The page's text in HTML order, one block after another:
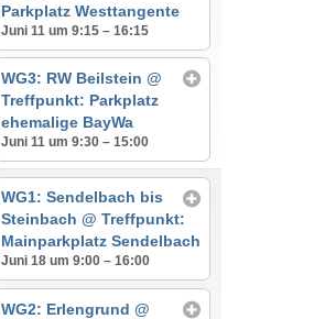
Parkplatz Westtangente
Juni 11 um 9:15 – 16:15
WG3: RW Beilstein@
Treffpunkt: Parkplatz
ehemalige BayWa
Juni 11 um 9:30 – 15:00
WG1: Sendelbach bis
Steinbach@ Treffpunkt:
Mainparkplatz Sendelbach
Juni 18 um 9:00 – 16:00
WG2: Erlengrund@